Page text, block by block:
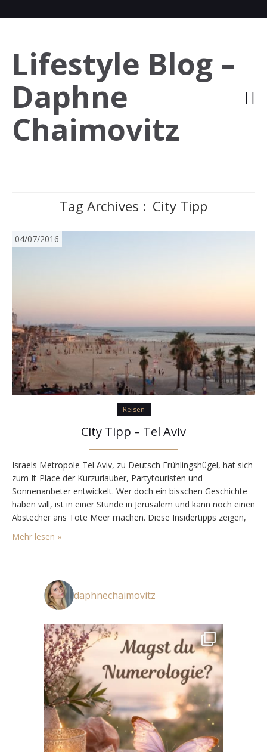
Lifestyle Blog –
Daphne
Chaimovitz
Tag Archives : City Tipp
04/07/2016
Reisen
City Tipp – Tel Aviv
Israels Metropole Tel Aviv, zu Deutsch Frühlingshügel, hat sich
zum It-Place der Kurzurlauber, Partytouristen und
Sonnenanbeter entwickelt. Wer doch ein bisschen Geschichte
haben will, ist in einer Stunde in Jerusalem und kann noch einen
Abstecher ans Tote Meer machen. Diese Insidertipps zeigen,
dass Tel Aviv noch mehr zu bieten hat als Party und Strand. EL
Mehr lesen »
daphnechaimovitz